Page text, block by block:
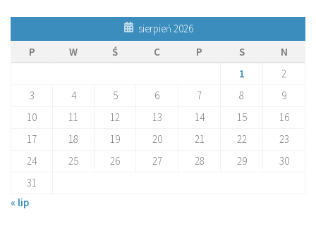
sierpień 2026
P
W Ś C P S
N
1
2
3
4 5 6 7 8
9
10
11 12 13 14 15
16
17
18 19 20 21 22
23
24
25 26 27 28 29
30
31
« lip